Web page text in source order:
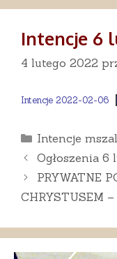
Intencje 6
4 lutego 2022
Intencje 2022-02-06
Kategorie
Intencje
Ogłoszenia 6
PRYWATNE
CHRYSTUSEM